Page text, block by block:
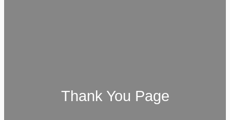
Thank You Page